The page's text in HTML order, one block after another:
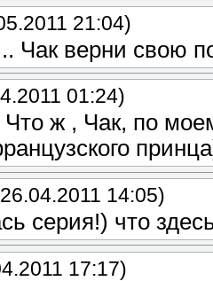
21:04)
Чак верни свою
01:24)
ж , Чак, по
14:05)
серия!) что здесь
17:17)